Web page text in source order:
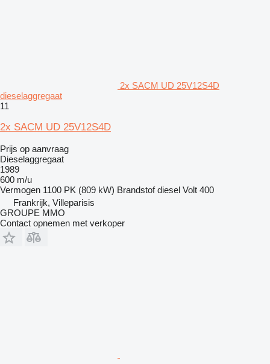
2x SACM UD 25V12S4D
dieselaggregaat
11
2x SACM UD 25V12S4D
Prijs op aanvraag
Dieselaggregaat
1989
600 m/u
Vermogen 1100 PK (809 kW) Brandstof diesel Volt 400
Frankrijk, Villeparisis
GROUPE MMO
Contact opnemen met verkoper